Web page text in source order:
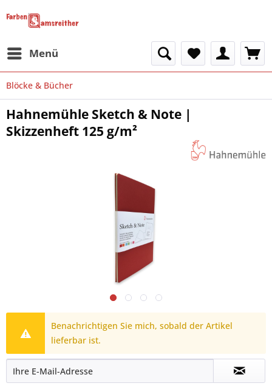
Menü
Blöcke & Bücher
Hahnemühle Sketch & Note |
Skizzenheft 125 g/m²
Benachrichtigen Sie mich, sobald der Artikel
lieferbar ist.